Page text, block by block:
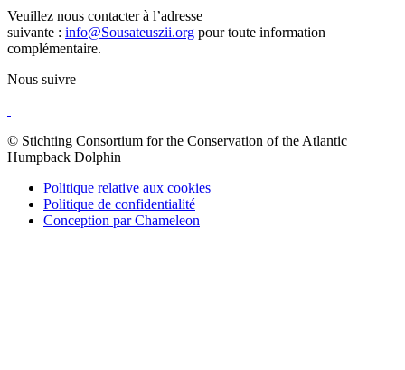
Veuillez nous contacter à l’adresse
suivante : info@Sousateuszii.org pour toute information
complémentaire.
Nous suivre
© Stichting Consortium for the Conservation of the Atlantic
Humpback Dolphin
Politique relative aux cookies
Politique de confidentialité
Conception par Chameleon